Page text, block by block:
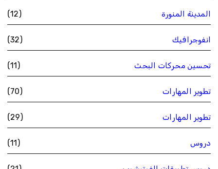
المدينة المنورة (12)
انفوجرافيك (32)
تحسين محركات البحث (11)
تطوير المهارات (70)
تطوير المهارات (29)
دروس (11)